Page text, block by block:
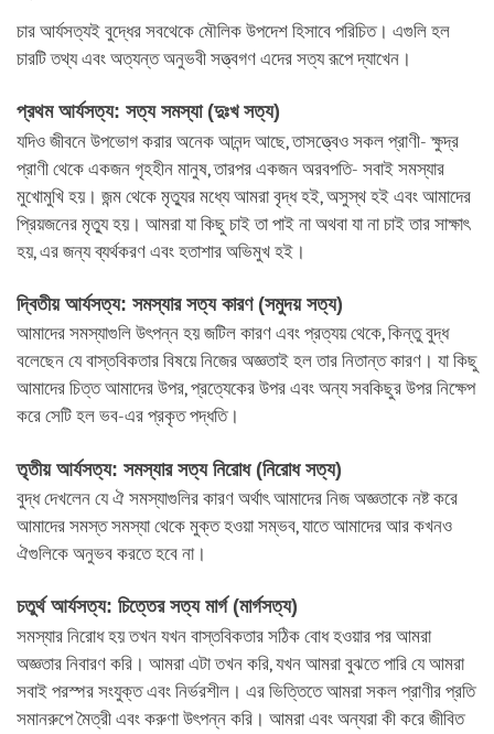
চার আর্যসত্যই বুদ্ধের সবথেকে মৌলিক উপদেশ হিসাবে পরিচিত। এগুলি হল
চারটি তথ্য এবং অত্যন্ত অনুভবী সত্ত্বগণ এদের সত্য রূপে দ্যাখেন।
প্রথম আর্যসত্য: সত্য সমস্যা (দুঃখ সত্য)
যদিও জীবনে উপভোগ করার অনেক আনন্দ আছে, তাসত্ত্বেও সকল প্রাণী- ক্ষুদ্র
প্রাণী থেকে একজন গৃহহীন মানুষ, তারপর একজন অরবপতি- সবাই সমস্যার
মুখোমুখি হয়। জন্ম থেকে মৃত্যুর মধ্যে আমরা বৃদ্ধ হই, অসুস্থ হই এবং আমাদের
প্রিয়জনের মৃত্যু হয়। আমরা যা কিছু চাই তা পাই না অথবা যা না চাই তার সাক্ষাৎ
হয়, এর জন্য ব্যর্থকরণ এবং হতাশার অভিমুখ হই।
দ্বিতীয় আর্যসত্য: সমস্যার সত্য কারণ (সমুদয় সত্য)
আমাদের সমস্যাগুলি উৎপন্ন হয় জটিল কারণ এবং প্রত্যয় থেকে, কিন্তু বুদ্ধ
বলেছেন যে বাস্তবিকতার বিষয়ে নিজের অজ্ঞতাই হল তার নিতান্ত কারণ। যা কিছু
আমাদের চিত্ত আমাদের উপর, প্রত্যেকের উপর এবং অন্য সবকিছুর উপর নিক্ষেপ
করে সেটি হল ভব-এর প্রকৃত পদ্ধতি।
তৃতীয় আর্যসত্য: সমস্যার সত্য নিরোধ (নিরোধ সত্য)
বুদ্ধ দেখলেন যে ঐ সমস্যাগুলির কারণ অর্থাৎ আমাদের নিজ অজ্ঞতাকে নষ্ট করে
আমাদের সমস্ত সমস্যা থেকে মুক্ত হওয়া সম্ভব, যাতে আমাদের আর কখনও
ঐগুলিকে অনুভব করতে হবে না।
চতুর্থ আর্যসত্য: চিত্তের সত্য মার্গ (মার্গসত্য)
সমস্যার নিরোধ হয় তখন যখন বাস্তবিকতার সঠিক বোধ হওয়ার পর আমরা
অজ্ঞতার নিবারণ করি। আমরা এটা তখন করি, যখন আমরা বুঝতে পারি যে আমরা
সবাই পরস্পর সংযুক্ত এবং নির্ভরশীল। এর ভিত্তিতে আমরা সকল প্রাণীর প্রতি
সমানরুপে মৈত্রী এবং করুণা উৎপন্ন করি। আমরা এবং অন্যরা কী করে জীবিত